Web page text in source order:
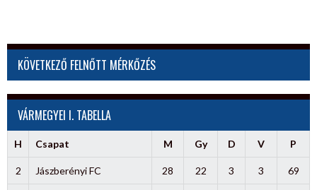
KÖVETKEZŐ FELNŐTT MÉRKŐZÉS
VÁRMEGYEI I. TABELLA
H Csapat M Gy D V P
2 Jászberényi FC 28 22 3 3 69